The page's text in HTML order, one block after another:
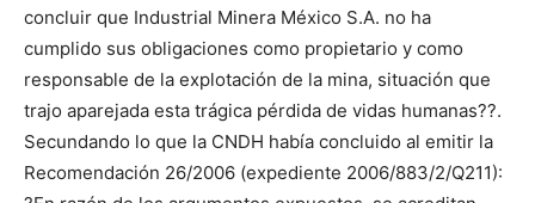
concluir que Industrial Minera México S.A. no ha
cumplido sus obligaciones como propietario y como
responsable de la explotación de la mina, situación que
trajo aparejada esta trágica pérdida de vidas humanas??.
Secundando lo que la CNDH había concluido al emitir la
Recomendación 26/2006 (expediente 2006/883/2/Q211):